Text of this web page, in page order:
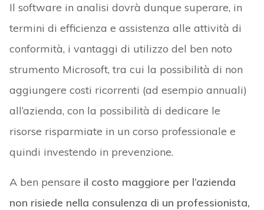
Il software in analisi dovrà dunque superare, in
termini di efficienza e assistenza alle attività di
conformità, i vantaggi di utilizzo del ben noto
strumento Microsoft, tra cui la possibilità di non
aggiungere costi ricorrenti (ad esempio annuali)
all’azienda, con la possibilità di dedicare le
risorse risparmiate in un corso professionale e
quindi investendo in prevenzione.
A ben pensare il costo maggiore per l’azienda
non risiede nella consulenza di un professionista,